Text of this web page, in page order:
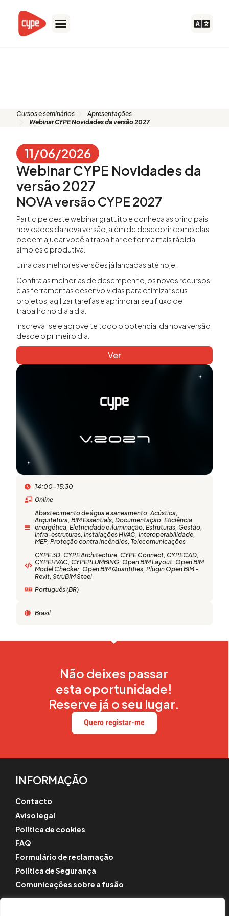
content
Cursos e seminários
Apresentações
Webinar CYPE Novidades da versão 2027
11/06/2026
Webinar CYPE Novidades da
versão 2027
NOVA versão CYPE 2027
Participe deste webinar gratuito e conheça as principais
novidades da nova versão, além de descobrir como elas
podem ajudar você a trabalhar de forma mais rápida,
simples e produtiva.
Uma das melhores versões já lançadas até hoje.
Confira as melhorias de desempenho, os novos recursos
e as ferramentas desenvolvidas para otimizar seus
projetos, agilizar tarefas e aprimorar seu fluxo de
trabalho no dia a dia.
Inscreva-se e aproveite todo o potencial da nova versão
desde o primeiro dia.
Ver
14:00-15:30
Online
Abastecimento de água e saneamento, Acústica,
Arquitetura, BIM Essentials, Documentação, Eficiência
energética, Eletricidade e iluminação, Estruturas, Gestão,
Infra-estruturas, Instalações HVAC, Interoperabilidade,
MEP, Proteção contra incêndios, Telecomunicações
CYPE 3D, CYPE Architecture, CYPE Connect, CYPECAD,
CYPEHVAC, CYPEPLUMBING, Open BIM Layout, Open BIM
Model Checker, Open BIM Quantities, Plugin Open BIM -
Revit, StruBIM Steel
Português (BR)
Brasil
Não deixes passar
esta oportunidade!
Reserve já o seu lugar.
Quero registar-me
INFORMAÇÃO
Contacto
Aviso legal
Política de cookies
FAQ
Formulário de reclamação
Política de Segurança
Comunicações sobre a fusão